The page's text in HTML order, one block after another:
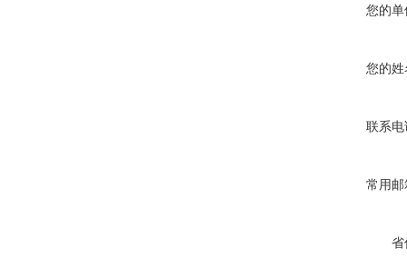
您的单
您的姓
联系电
常用邮
省